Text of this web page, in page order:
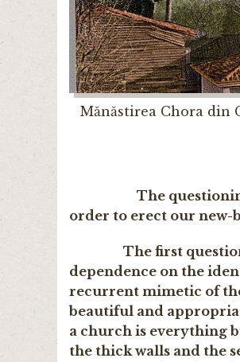
Mănăstirea Chora din
The
order to erect our new-
The first question
dependence on the
recurrent mimetic of
beautiful and
a church is everything
the thick walls and the